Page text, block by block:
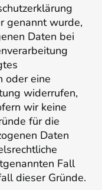
genannt wurde,
Daten bei
oder eine
widerrufen,
wir keine
für die
Daten
Fall
dieser Gründe.